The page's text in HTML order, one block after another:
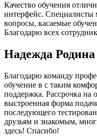
Качество обучения
интерфейс. Специалисты
вопросы, касаемые
Благодарю всех
Надежда
Благодарю команду
обучение в с таким
поддержка. Рассрочка на
выстроенная форма
последующего
друзьям и знакомым,
здесь! Спасибо!